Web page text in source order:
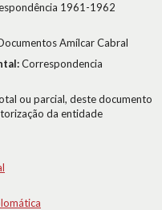
1961-1962
Amílcar Cabral
Correspondencia
ou parcial, deste documento
da entidade